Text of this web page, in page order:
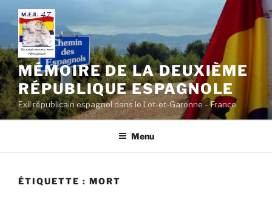
contenu
principal
MÉMOIRE DE LA DEUXIÈME
RÉPUBLIQUE ESPAGNOLE
Exil républicain espagnol dans le Lot-et-Garonne – France
Menu
ÉTIQUETTE : MORT